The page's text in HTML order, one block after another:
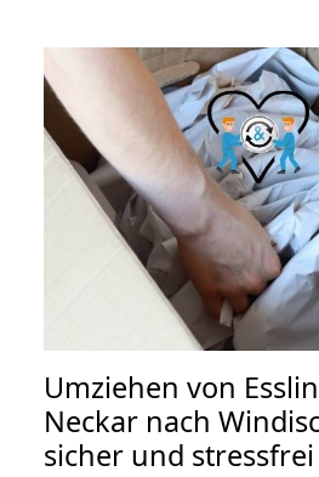
Umziehen von
Neckar nach
sicher und stressfrei